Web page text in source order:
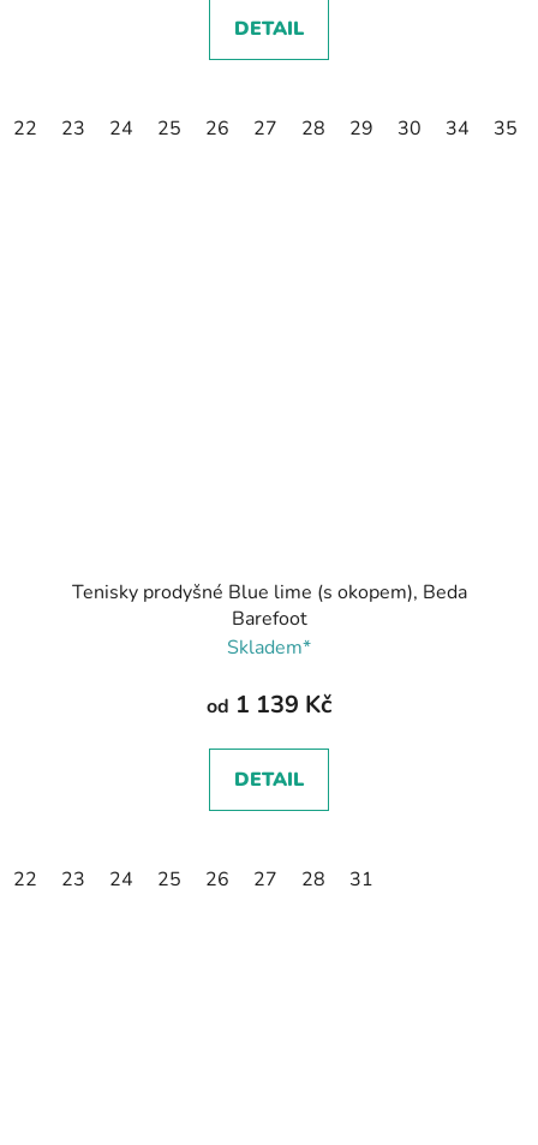
DETAIL
22 23 24 25 26 27 28 29 30 34 35
Tenisky prodyšné Blue lime (s okopem), Beda
Barefoot
Skladem*
od 1 139 Kč
DETAIL
22 23 24 25 26 27 28 31